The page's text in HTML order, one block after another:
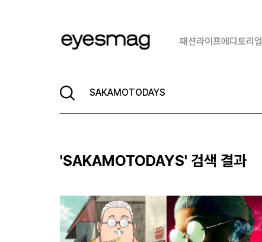
패션라이프에디토리얼
'SAKAMOTODAYS' 검색 결과